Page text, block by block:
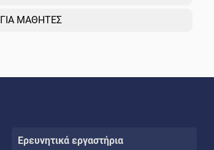
ΓΙΑ ΜΑΘΗΤΕΣ
Ερευνητικά εργαστήρια